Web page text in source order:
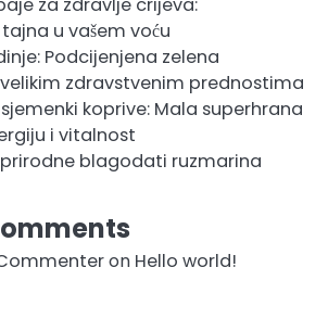
u vašem voću
Podcijenjena zelena
zdravstvenim prednostima
koprive: Mala superhrana
i vitalnost
blagodati ruzmarina
on Hello world!